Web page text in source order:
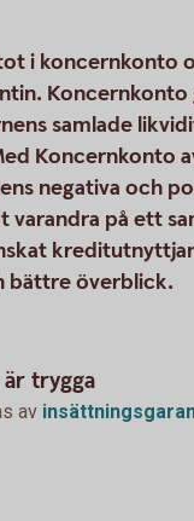
i koncernkonto
samlade
Koncernkonto
negativa och
varandra på ett
bättre överblick.
trygga
av